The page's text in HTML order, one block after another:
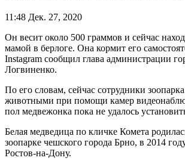
11:48 Дек. 27, 2020
Он весит около 500 граммов и сейчас
мамой в берлоге. Она кормит его
Instagram сообщил глава администрации
Логвиненко.
По его словам, сейчас сотрудники зоопарка
животными при помощи камер
пол медвежонка пока не удалось
Белая медведица по кличке Комета
зоопарке чешского города Брно, в 2014
Ростов-на-Дону.